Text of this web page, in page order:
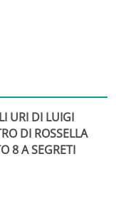
URI DI LUIGI
DI ROSSELLA
8 A SEGRETI